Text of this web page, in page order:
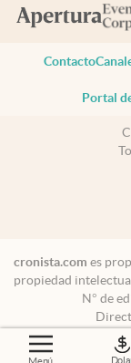
Menú
Contacto
Portal
cronista.com es
propiedad
N° de